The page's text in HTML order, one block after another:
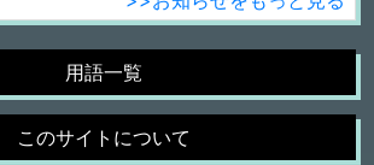
用語一覧
このサイトについて